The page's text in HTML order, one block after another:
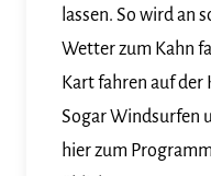
lassen. So wird an
Wetter zum Kahn
Kart fahren auf
Sogar Windsurfen
hier zum